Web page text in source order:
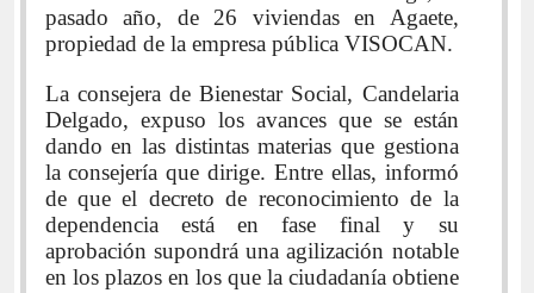
pasado año, de 26 viviendas en Agaete,
propiedad de la empresa pública VISOCAN.
La consejera de Bienestar Social, Candelaria
Delgado, expuso los avances que se están
dando en las distintas materias que gestiona
la consejería que dirige. Entre ellas, informó
de que el decreto de reconocimiento de la
dependencia está en fase final y su
aprobación supondrá una agilización notable
en los plazos en los que la ciudadanía obtiene